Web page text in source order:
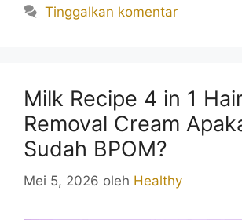
Tinggalkan komentar
Milk Recipe 4 in 1
Removal Cream
Sudah BPOM?
Mei 5, 2026 oleh Healthy